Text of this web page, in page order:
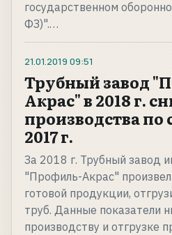
государственном
ФЗ)".…
21.01.2019 09:51
Трубный завод
Акрас" в 2018 г.
производства по
2017 г.
За 2018 г. Трубный завод
"Профиль-Акрас"
готовой продукции,
труб. Данные показатели
производству и отгрузке